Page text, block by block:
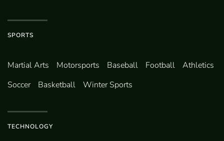
SPORTS
Martial Arts Motorsports Baseball Football
Athletics
Soccer
Basketball Winter Sports
TECHNOLOGY